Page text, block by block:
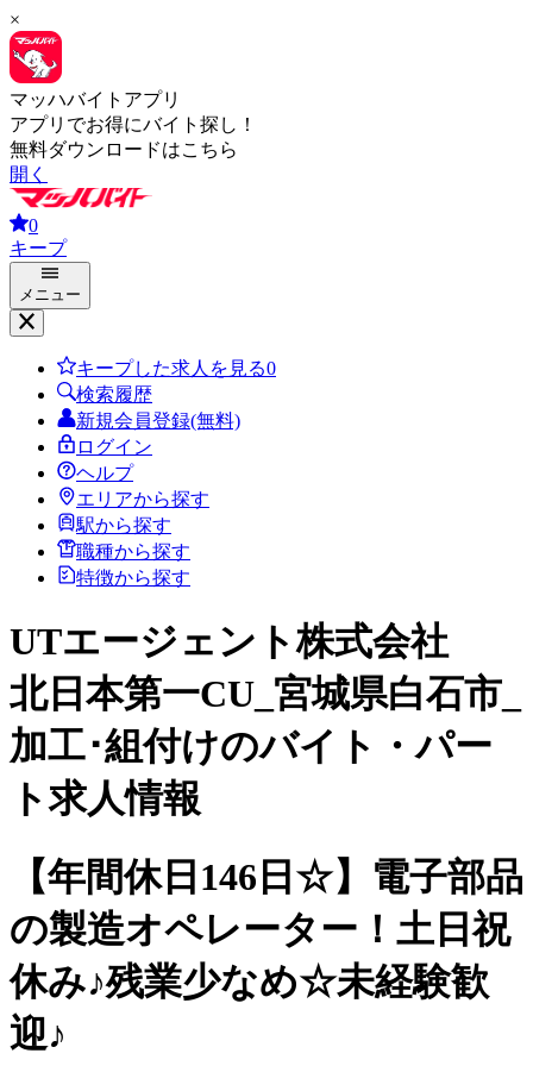
×
マッハバイトアプリ
アプリでお得にバイト探し！
無料ダウンロードはこちら
開く
0
キープ
メニュー
キープした求人を見る0
検索履歴
新規会員登録(無料)
ログイン
ヘルプ
エリアから探す
駅から探す
職種から探す
特徴から探す
UTエージェント株式会社
北日本第一CU_宮城県白石市_
加工･組付けのバイト・パー
ト求人情報
【年間休日146日☆】電子部品
の製造オペレーター！土日祝
休み♪残業少なめ☆未経験歓
迎♪